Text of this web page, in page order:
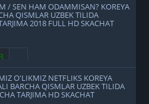
/ SEN HAM ODAMMISAN? KOREYA
QISMLAR UZBEK TILIDA
2018 FULL HD SKACHAT
O'LIKMIZ NETFLIKS KOREYA
BARCHA QISMLAR UZBEK TILIDA
TARJIMA HD SKACHAT